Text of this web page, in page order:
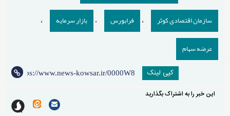
سازمان اقتصادی کوثر ، فرابورس ، بازار سرمایه ،
عرضه سهام
کپی لینک
این خبر را به اشتراک بگذارید